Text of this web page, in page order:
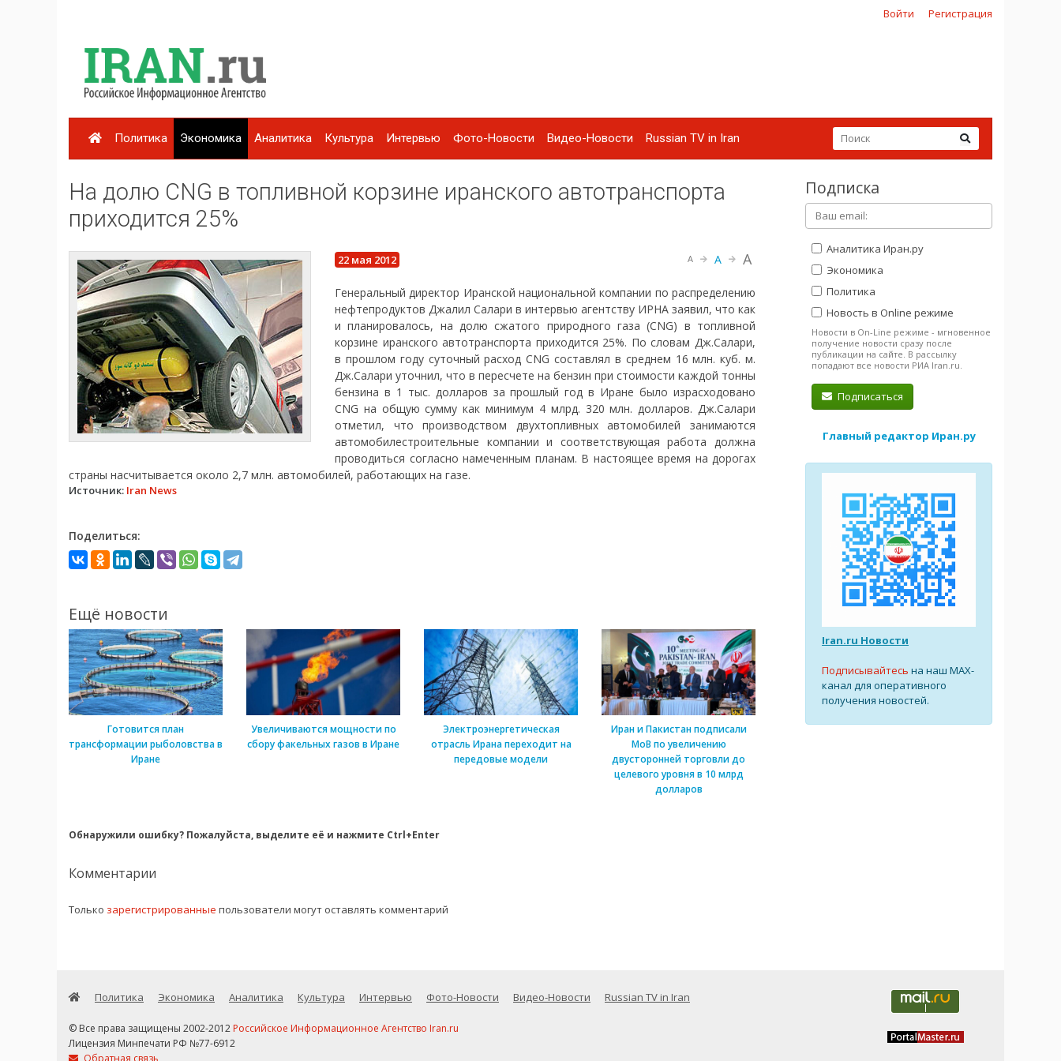
Войти Регистрация
Политика Экономика Аналитика Культура Интервью Фото-Новости Видео-Новости Russian TV in Iran
На долю CNG в топливной корзине иранского автотранспорта
приходится 25%
22 мая 2012 A A A
Генеральный директор Иранской национальной компании по распределению
нефтепродуктов Джалил Салари в интервью агентству ИРНА заявил, что как
и планировалось, на долю сжатого природного газа (CNG) в топливной
корзине иранского автотранспорта приходится 25%. По словам Дж.Салари,
в прошлом году суточный расход CNG составлял в среднем 16 млн. куб. м.
Дж.Салари уточнил, что в пересчете на бензин при стоимости каждой тонны
бензина в 1 тыс. долларов за прошлый год в Иране было израсходовано
CNG на общую сумму как минимум 4 млрд. 320 млн. долларов. Дж.Салари
отметил, что производством двухтопливных автомобилей занимаются
автомобилестроительные компании и соответствующая работа должна
проводиться согласно намеченным планам. В настоящее время на дорогах
страны насчитывается около 2,7 млн. автомобилей, работающих на газе.
Источник: Iran News
Поделиться:
Ещё новости
Готовится план
трансформации рыболовства в
Иране
Увеличиваются мощности по
сбору факельных газов в Иране
Электроэнергетическая
отрасль Ирана переходит на
передовые модели
Иран и Пакистан подписали
МоВ по увеличению
двусторонней торговли до
целевого уровня в 10 млрд
долларов
Обнаружили ошибку? Пожалуйста, выделите её и нажмите Ctrl+Enter
Комментарии
Только зарегистрированные пользователи могут оставлять комментарий
Подписка
Аналитика Иран.ру
Экономика
Политика
Новость в Online режиме
Новости в On-Line режиме - мгновенное
получение новости сразу после
публикации на сайте. В рассылку
попадают все новости РИА Iran.ru.
Подписаться
Главный редактор Иран.ру
Iran.ru Новости
Подписывайтесь на наш MAX-
канал для оперативного
получения новостей.
Политика Экономика Аналитика Культура Интервью Фото-Новости Видео-Новости Russian TV in Iran
© Все права защищены 2002-2012 Российское Информационное Агентство Iran.ru
Лицензия Минпечати РФ №77-6912
Обратная связь